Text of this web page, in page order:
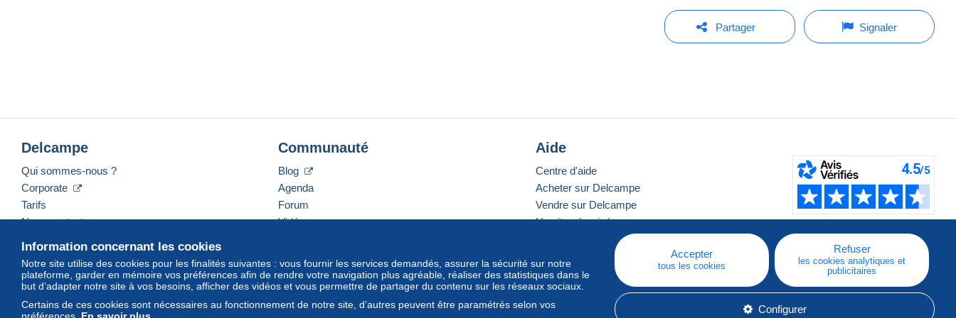
Partager Signaler
Information concernant les cookies
Notre site utilise des cookies pour les finalités suivantes : vous fournir les services demandés, assurer la sécurité sur notre
plateforme, garder en mémoire vos préférences afin de rendre votre navigation plus agréable, réaliser des statistiques dans le
but d’adapter notre site à vos besoins, afficher des vidéos et vous permettre de partager du contenu sur les réseaux sociaux.
Certains de ces cookies sont nécessaires au fonctionnement de notre site, d’autres peuvent être paramétrés selon vos
préférences. En savoir plus
Accepter
tous les cookies
Refuser
les cookies analytiques et
publicitaires
Configurer
Delcampe
Qui sommes-nous ?
Corporate
Tarifs
Nous contacter
Communauté
Blog
Agenda
Forum
Vidéos
Aide
Centre d'aide
Acheter sur Delcampe
Vendre sur Delcampe
Un site sécurisé
Français USD America/Indiana/Vevay Mode standard